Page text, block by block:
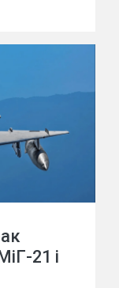
21 і